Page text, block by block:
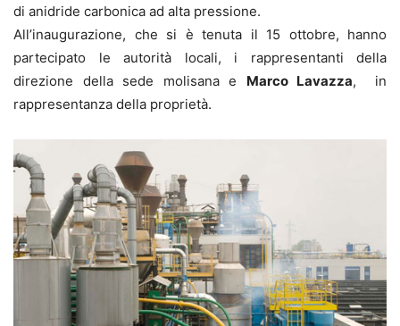
di anidride carbonica ad alta pressione.
All’inaugurazione, che si è tenuta il 15 ottobre, hanno
partecipato le autorità locali, i rappresentanti della
direzione della sede molisana e Marco Lavazza, in
rappresentanza della proprietà.